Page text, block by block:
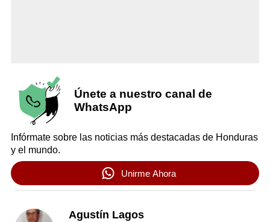
Únete a nuestro canal de
WhatsApp
Infórmate sobre las noticias más destacadas de Honduras
y el mundo.
Unirme Ahora
Agustín Lagos